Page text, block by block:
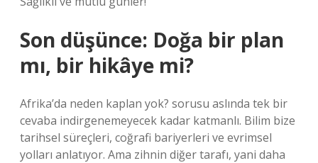
Son düşünce: Doğa bir plan
mı, bir hikâye mi?
Afrika’da neden kaplan yok? sorusu aslında tek bir
cevaba indirgenemeyecek kadar katmanlı. Bilim bize
tarihsel süreçleri, coğrafi bariyerleri ve evrimsel
yolları anlatıyor. Ama zihnin diğer tarafı, yani daha